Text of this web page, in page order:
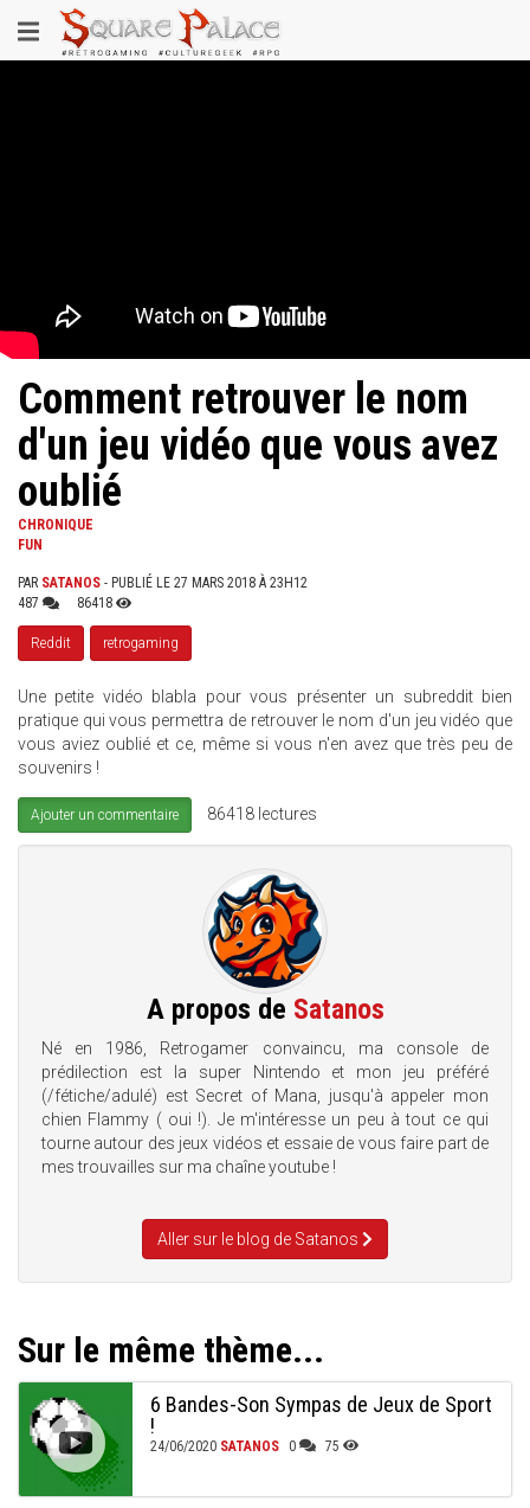
au
contenu
Toggle
navigation
Comment retrouver le nom
d'un jeu vidéo que vous avez
oublié
CHRONIQUE
FUN
PAR SATANOS - PUBLIÉ LE 27 MARS 2018 À 23H12
487
86418
Reddit retrogaming
Une petite vidéo blabla pour vous présenter un subreddit bien
pratique qui vous permettra de retrouver le nom d'un jeu vidéo que
vous aviez oublié et ce, même si vous n'en avez que très peu de
souvenirs !
Ajouter un commentaire 86418 lectures
A propos de Satanos
Né en 1986, Retrogamer convaincu, ma console de
prédilection est la super Nintendo et mon jeu préféré
(/fétiche/adulé) est Secret of Mana, jusqu'à appeler mon
chien Flammy ( oui !). Je m'intéresse un peu à tout ce qui
tourne autour des jeux vidéos et essaie de vous faire part de
mes trouvailles sur ma chaîne youtube !
Aller sur le blog de Satanos
Sur le même thème...
6 Bandes-Son Sympas de Jeux de Sport
!
24/06/2020 SATANOS 0 75